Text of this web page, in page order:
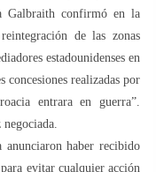
Galbraith confirmó en la
de las zonas
estadounidenses en
concesiones realizadas por
entrara en guerra”.
haber recibido
evitar cualquier acción